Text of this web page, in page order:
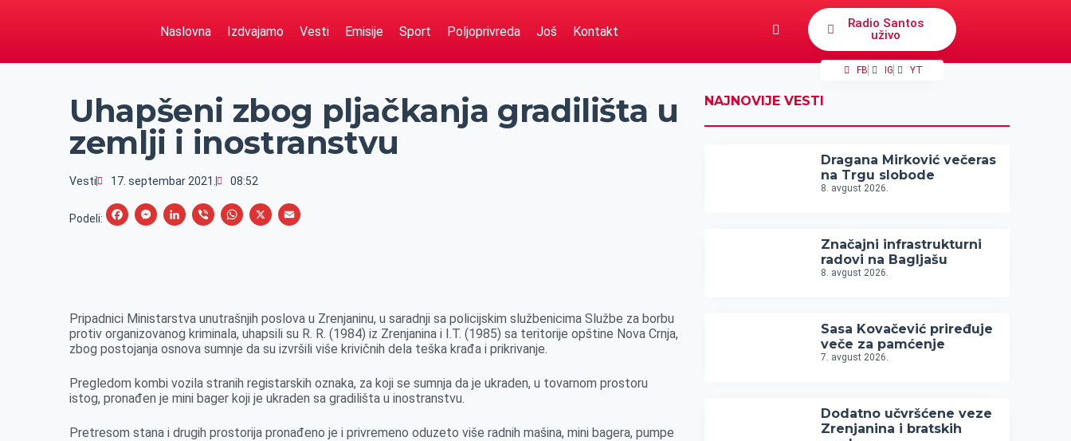
Naslovna Izdvajamo Vesti Emisije Sport Poljoprivreda Još Kontakt
Radio Santos
uživo
FB IG YT
Uhapšeni zbog pljačkanja gradilišta u
zemlji i inostranstvu
Vesti 17. septembar 2021. 08:52
Podeli:
F
o
o
M
n
g
r
L
d
I
V
W
A
p
X
Pripadnici Ministarstva unutrašnjih poslova u Zrenjaninu, u saradnji sa policijskim službenicima Službe za borbu
protiv organizovanog kriminala, uhapsili su R. R. (1984) iz Zrenjanina i I.T. (1985) sa teritorije opštine Nova Crnja,
zbog postojanja osnova sumnje da su izvršili više krivičnih dela teška krađa i prikrivanje.
Pregledom kombi vozila stranih registarskih oznaka, za koji se sumnja da je ukraden, u tovarnom prostoru
istog, pronađen je mini bager koji je ukraden sa gradilišta u inostranstvu.
Pretresom stana i drugih prostorija pronađeno je i privremeno oduzeto više radnih mašina, mini bagera, pumpe
NAJNOVIJE VESTI
Dragana Mirković večeras
na Trgu slobode
8. avgust 2026.
Značajni infrastrukturni
radovi na Bagljašu
8. avgust 2026.
Sasa Kovačević priređuje
veče za pamćenje
7. avgust 2026.
Dodatno učvršćene veze
Zrenjanina i bratskih